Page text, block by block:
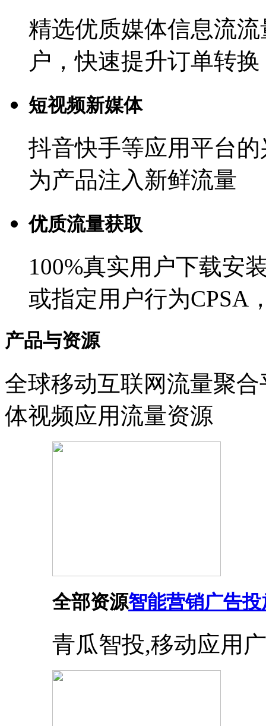
精选优质媒体信息流
户，快速提升订单转换
短视频新媒体
抖音快手等应用平台
为产品注入新鲜流量
优质流量获取
100%真实用户下载安
或指定用户行为CPSA
产品与资源
全球移动互联网流量聚
体视频应用流量资源
全部资源智能营销广告
青瓜智投,移动应用